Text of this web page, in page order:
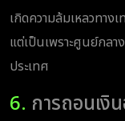
เกิดความล้มเหลวทาง
แต่เป็นเพราะศูนย์กลา
ประเทศ
6. การถอนเ